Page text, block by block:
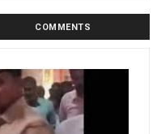
COMMENTS